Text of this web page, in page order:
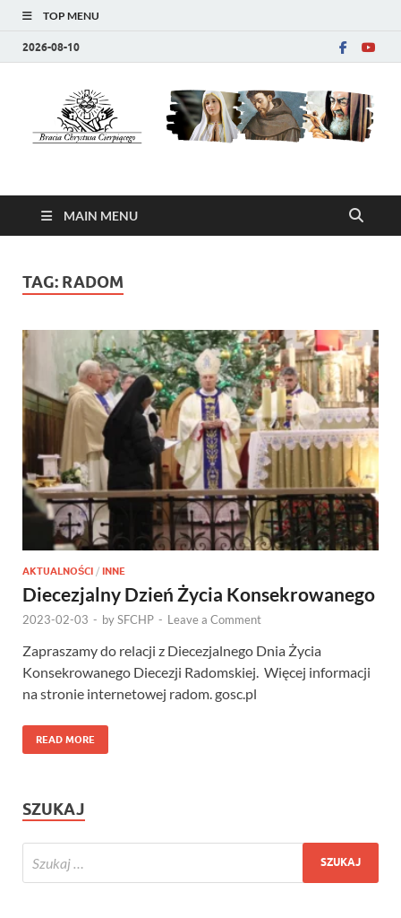
TOP MENU
2026-08-10
Bracia Chrystusa
Cierpiącego (SFCHP)
MAIN MENU
TAG: RADOM
AKTUALNOŚCI / INNE
Diecezjalny Dzień Życia Konsekrowanego
2023-02-03 - bySFCHP - Leave a Comment
Zapraszamy do relacji z Diecezjalnego Dnia Życia
Konsekrowanego Diecezji Radomskiej. Więcej informacji
na stronie internetowej radom. gosc.pl
READ MORE
SZUKAJ